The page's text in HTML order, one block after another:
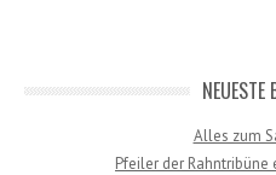
NEUESTE
Alles zum
Pfeiler der Rahntribüne